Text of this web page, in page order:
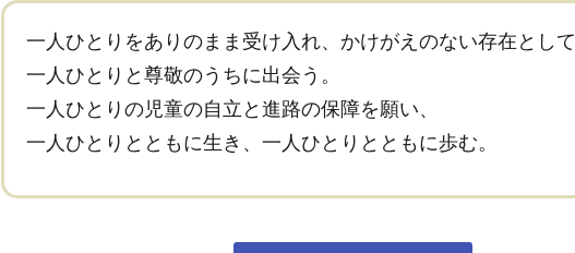
一人ひとりをありのまま受け入れ、かけがえのない存在として
一人ひとりと尊敬のうちに出会う。
一人ひとりの児童の自立と進路の保障を願い、
一人ひとりとともに生き、一人ひとりとともに歩む。